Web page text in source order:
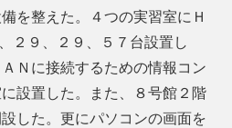
を整えた。４つの実習室にＨ
２９、２９、５７台設置し
Ｎに接続するための情報コン
設置した。また、８号館２階
した。更にパソコンの画面を